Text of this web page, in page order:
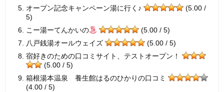
オープン記念キャンペーン湯に行く♪
(5.00 /
5)
こー湯ーてんかいの
(5.00 / 5)
八戸銭湯オールウェイズ
(5.00 / 5)
宿好きのための口コミサイト、テストオープン！
(5.00 / 5)
箱根湯本温泉 養生館はるのひかりの口コミ
(4.00 / 5)